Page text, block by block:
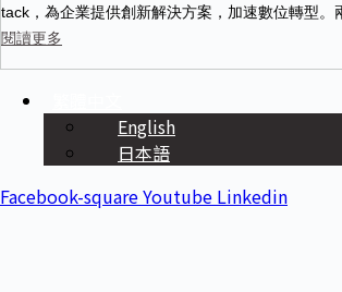
tack，為企業提供創新解決方案，加速數位轉型。
力於加速企業數位轉型。
閱讀更多
English
日本語
Facebook-squareYoutube Linkedin